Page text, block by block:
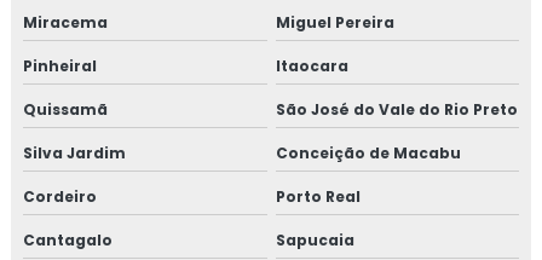
Consultoria em mapeamento de processos e gestão de
riscos
Consultoria em microbiologia de alimentos com base em
salmonella
Consultoria em migração da norma GMP+ 2020
Miracema Miguel Pereira
Pinheiral Itaocara
Quissamã São José do Vale do Rio Preto
Silva Jardim Conceição de Macabu
Cordeiro Porto Real
Cantagalo Sapucaia